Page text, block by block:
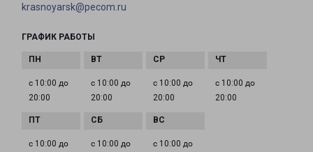
krasnoyarsk@pecom.ru
ГРАФИК РАБОТЫ
с 10:00 до
20:00
с 10:00 до
20:00
с 10:00 до
20:00
с 10:00 до
20:00
с 10:00 до
с 10:00 до
с 10:00 до